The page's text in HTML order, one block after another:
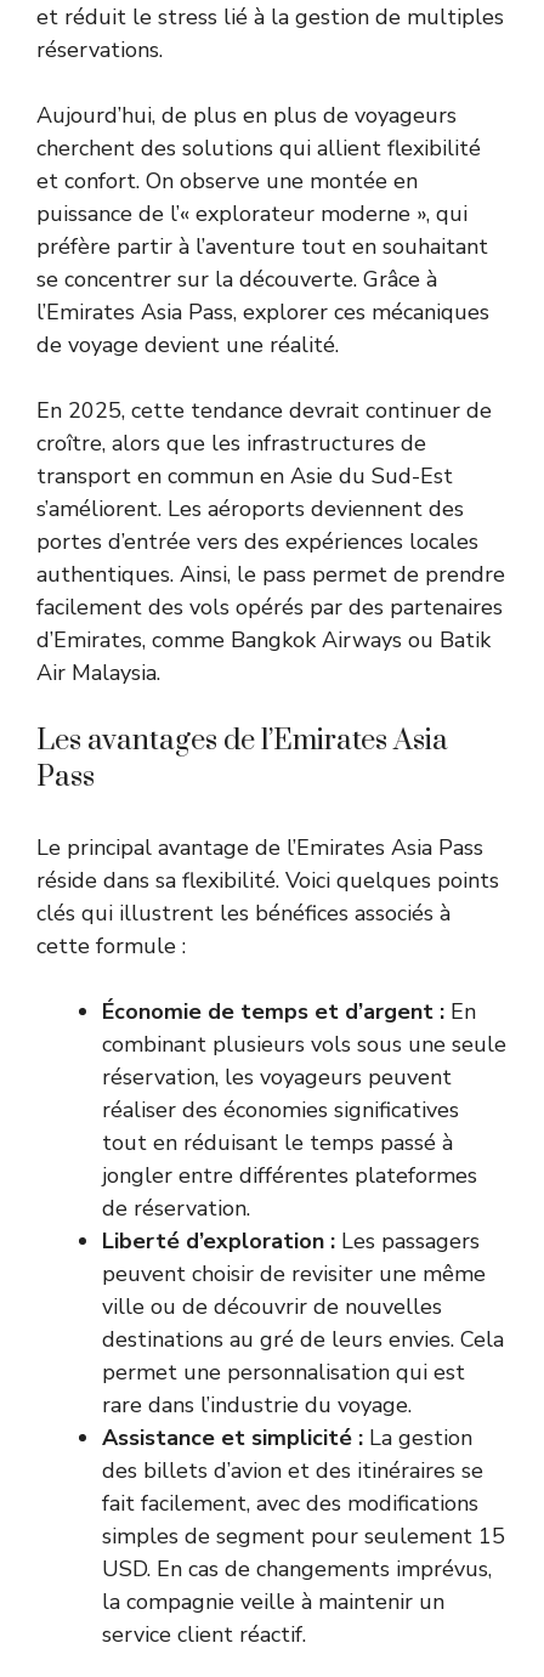
et réduit le stress lié à la gestion de multiples
réservations.
Aujourd’hui, de plus en plus de voyageurs
cherchent des solutions qui allient flexibilité
et confort. On observe une montée en
puissance de l’« explorateur moderne », qui
préfère partir à l’aventure tout en souhaitant
se concentrer sur la découverte. Grâce à
l’Emirates Asia Pass, explorer ces mécaniques
de voyage devient une réalité.
En 2025, cette tendance devrait continuer de
croître, alors que les infrastructures de
transport en commun en Asie du Sud-Est
s’améliorent. Les aéroports deviennent des
portes d’entrée vers des expériences locales
authentiques. Ainsi, le pass permet de prendre
facilement des vols opérés par des partenaires
d’Emirates, comme Bangkok Airways ou Batik
Air Malaysia.
Les avantages de l’Emirates Asia
Pass
Le principal avantage de l’Emirates Asia Pass
réside dans sa flexibilité. Voici quelques points
clés qui illustrent les bénéfices associés à
cette formule :
Économie de temps et d’argent : En
combinant plusieurs vols sous une seule
réservation, les voyageurs peuvent
réaliser des économies significatives
tout en réduisant le temps passé à
jongler entre différentes plateformes
de réservation.
Liberté d’exploration : Les passagers
peuvent choisir de revisiter une même
ville ou de découvrir de nouvelles
destinations au gré de leurs envies. Cela
permet une personnalisation qui est
rare dans l’industrie du voyage.
Assistance et simplicité : La gestion
des billets d’avion et des itinéraires se
fait facilement, avec des modifications
simples de segment pour seulement 15
USD. En cas de changements imprévus,
la compagnie veille à maintenir un
service client réactif.